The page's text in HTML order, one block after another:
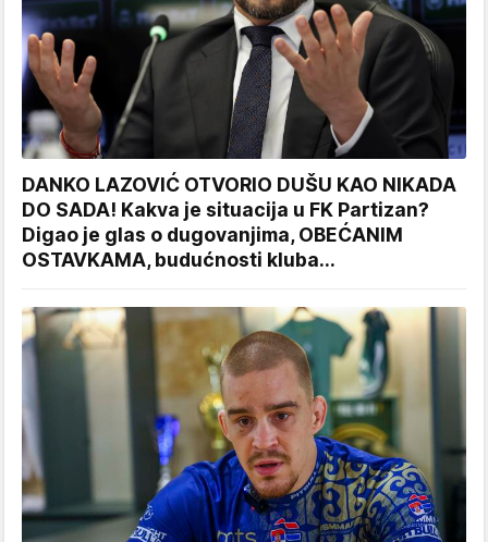
DANKO LAZOVIĆ OTVORIO DUŠU KAO NIKADA
DO SADA! Kakva je situacija u FK Partizan?
Digao je glas o dugovanjima, OBEĆANIM
OSTAVKAMA, budućnosti kluba...